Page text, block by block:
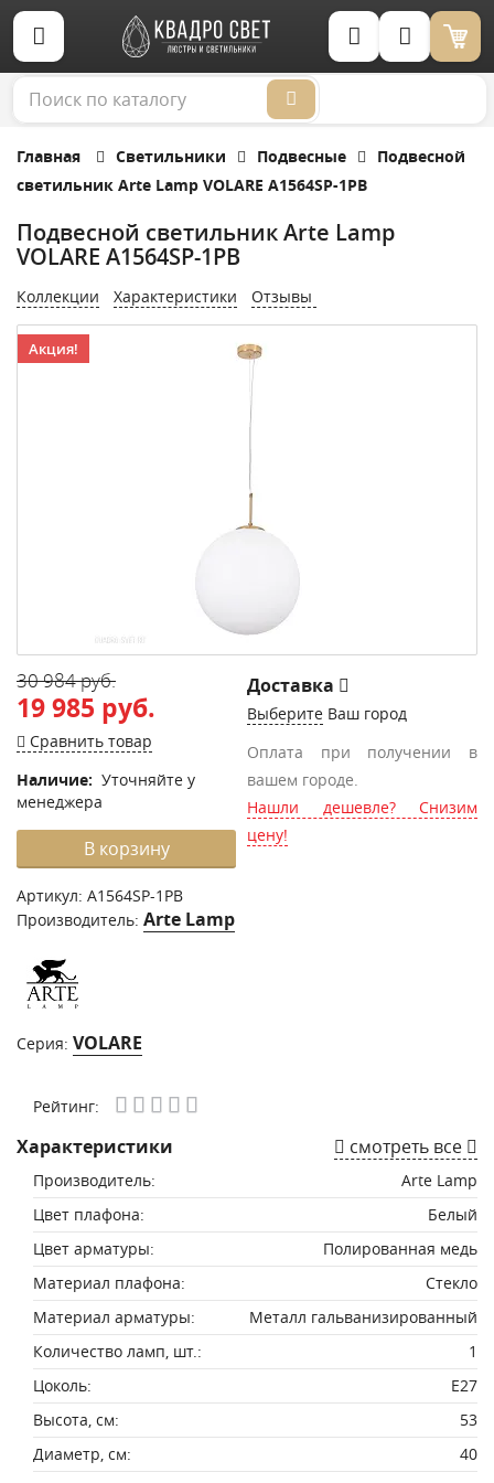
Корзина (0)
Главная Светильники Подвесные
Подвесной
светильник Arte Lamp VOLARE A1564SP-1PB
Подвесной светильник Arte Lamp
VOLARE A1564SP-1PB
Коллекции Характеристики Отзывы
Акция!
30 984 руб.
19 985 руб.
Сравнить товар
Наличие: Уточняйте у
менеджера
В корзину
Артикул: A1564SP-1PB
Производитель: Arte Lamp
Серия: VOLARE
Доставка
Выберите Ваш город
Оплата при получении в
вашем городе.
Нашли дешевле? Снизим
цену!
Рейтинг:
Характеристики смотреть все
Производитель:
Arte Lamp
Цвет плафона:
Белый
Цвет арматуры:
Полированная медь
Материал плафона:
Стекло
Материал арматуры:
Металл гальванизированный
Количество ламп, шт.:
1
Цоколь:
E27
Высота, см:
53
Диаметр, см:
40